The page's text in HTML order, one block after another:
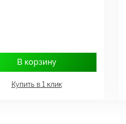
В корзину
Купить в 1 клик